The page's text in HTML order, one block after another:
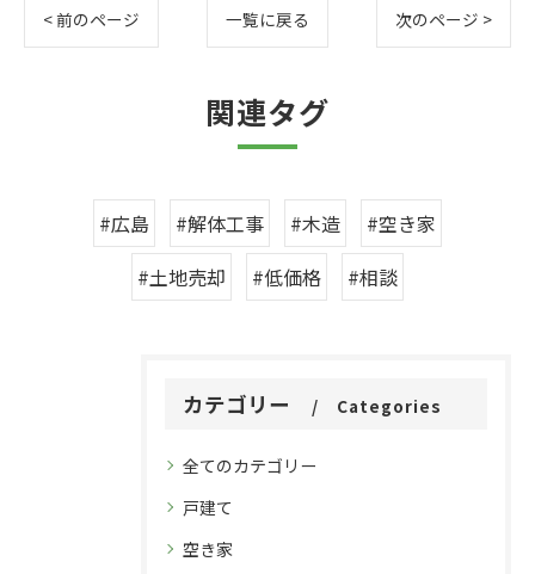
< 前のページ 一覧に戻る 次のページ >
関連タグ
#広島 #解体工事 #木造
#空き家
#土地売却
#低価格 #相談
カテゴリー Categories
全てのカテゴリー
戸建て
空き家